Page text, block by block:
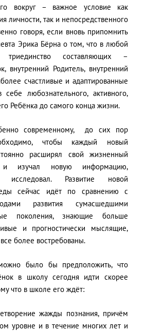
вокруг – важное условие как
личности, так и непосредственного
говоря, если вновь припомнить
Эрика Бёрна о том, что в любой
триединство составляющих –
внутренний Родитель, внутренний
счастливые и адаптированные
любознательного, активного,
Ребёнка до самого конца жизни.
современному,
до сих пор
чтобы каждый новый
расширял свой жизненный
и изучал новую информацию,
исследовал. Развитие новой
сейчас идёт по сравнению с
развития сумасшедшими
поколения, знающие больше
и прогностически мыслящие,
более востребованы.
было бы предположить, что
в школу сегодня идти скорее
что в школе его ждёт:
жажды познания, причём
уровне и в течение многих лет и